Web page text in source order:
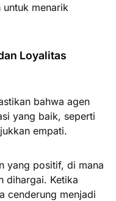
menarik
Loyalitas
bahwa agen
yang baik, seperti
empati.
yang positif, di mana
dihargai. Ketika
cenderung menjadi